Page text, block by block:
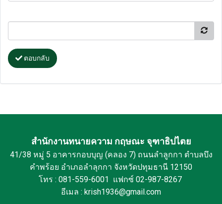
ตอบกลับ
สำนักงานทนายความ กฤษณะ จุฑาธิปไตย
41/38 หมู่ 5 อาคารกอบบุญ (คลอง 7) ถนนลำลูกกา ตำบลบึง
คำพร้อย อำเภอลำลุกกา จังหวัดปทุมธานี 12150
โทร : 081-559-6001 แฟกซ์ 02-987-8267
อีเมล : krish1936@gmail.com